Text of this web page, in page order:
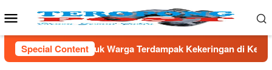
to
Mobile
Menu
Special Content
Kekeringan di Kecamatan Kronjo Sambut